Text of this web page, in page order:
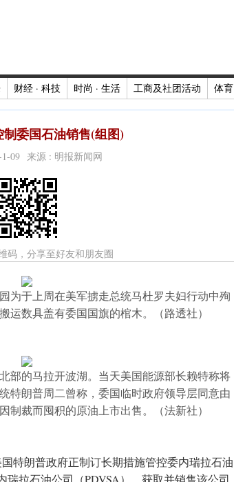
财经 · 科技 时尚 · 生活 工商及社团活动 体育
委国石油销售(组图)
1-09 来源 : 明报新闻网
码，分享至好友和朋友圈
为于上周在美军掳走总统马杜罗夫妇行动中殉
运数具盖有委国国旗的棺木。（路透社）
部的马拉开波湖。当天美国能源部长赖特称将
特朗普周二曾称，委国临时政府领导层同意由
制裁而囤积的原油上市出售。（法新社）
特朗普政府正制订长期措施管控委内瑞拉石油
拉石油公司（PDVSA），获取并销售该公司